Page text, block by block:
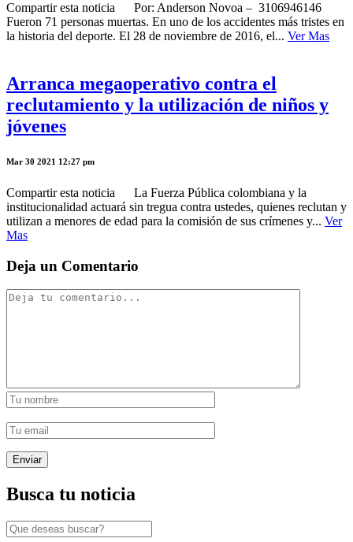
Compartir esta noticia Por: Anderson Novoa – 3106946146
Fueron 71 personas muertas. En uno de los accidentes más tristes en
la historia del deporte. El 28 de noviembre de 2016, el... Ver Mas
Arranca megaoperativo contra el
reclutamiento y la utilización de niños y
jóvenes
Mar 30 2021 12:27 pm
Compartir esta noticia La Fuerza Pública colombiana y la
institucionalidad actuará sin tregua contra ustedes, quienes reclutan y
utilizan a menores de edad para la comisión de sus crímenes y... Ver
Mas
Deja un Comentario
Busca tu noticia